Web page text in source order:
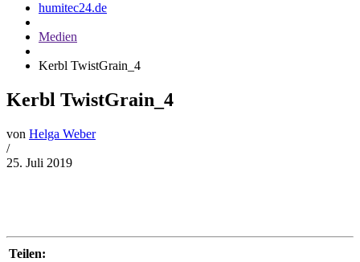
humitec24.de
Medien
Kerbl TwistGrain_4
Kerbl TwistGrain_4
von Helga Weber
/
25. Juli 2019
Teilen: